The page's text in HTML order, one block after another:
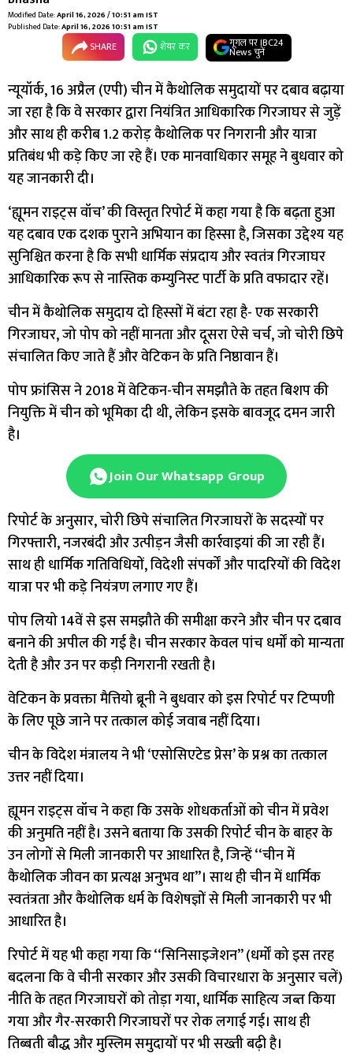
Modified Date:April 16, 2026 / 10:51 am IST
Published Date:April 16, 2026 10:51 am IST
SHARE शेयर कर गूगल पर IBC24
News चुनें
न्यूयॉर्क, 16 अप्रैल (एपी) चीन में कैथोलिक समुदायों पर दबाव बढ़ाया
जा रहा है कि वे सरकार द्वारा नियंत्रित आधिकारिक गिरजाघर से जुड़ें
और साथ ही करीब 1.2 करोड़ कैथोलिक पर निगरानी और यात्रा
प्रतिबंध भी कड़े किए जा रहे हैं। एक मानवाधिकार समूह ने बुधवार को
यह जानकारी दी।
‘ह्यूमन राइट्स वॉच’ की विस्तृत रिपोर्ट में कहा गया है कि बढ़ता हुआ
यह दबाव एक दशक पुराने अभियान का हिस्सा है, जिसका उद्देश्य यह
सुनिश्चित करना है कि सभी धार्मिक संप्रदाय और स्वतंत्र गिरजाघर
आधिकारिक रूप से नास्तिक कम्युनिस्ट पार्टी के प्रति वफादार रहें।
चीन में कैथोलिक समुदाय दो हिस्सों में बंटा रहा है- एक सरकारी
गिरजाघर, जो पोप को नहीं मानता और दूसरा ऐसे चर्च, जो चोरी छिपे
संचालित किए जाते हैं और वेटिकन के प्रति निष्ठावान हैं।
पोप फ्रांसिस ने 2018 में वेटिकन-चीन समझौते के तहत बिशप की
नियुक्ति में चीन को भूमिका दी थी, लेकिन इसके बावजूद दमन जारी
है।
Join Our Whatsapp Group
रिपोर्ट के अनुसार, चोरी छिपे संचालित गिरजाघरों के सदस्यों पर
गिरफ्तारी, नजरबंदी और उत्पीड़न जैसी कार्रवाइयां की जा रही हैं।
साथ ही धार्मिक गतिविधियों, विदेशी संपर्कों और पादरियों की विदेश
यात्रा पर भी कड़े नियंत्रण लगाए गए हैं।
पोप लियो 14वें से इस समझौते की समीक्षा करने और चीन पर दबाव
बनाने की अपील की गई है। चीन सरकार केवल पांच धर्मों को मान्यता
देती है और उन पर कड़ी निगरानी रखती है।
वेटिकन के प्रवक्ता मैत्तियो ब्रूनी ने बुधवार को इस रिपोर्ट पर टिप्पणी
के लिए पूछे जाने पर तत्काल कोई जवाब नहीं दिया।
चीन के विदेश मंत्रालय ने भी ‘एसोसिएटेड प्रेस’ के प्रश्न का तत्काल
उत्तर नहीं दिया।
ह्यूमन राइट्स वॉच ने कहा कि उसके शोधकर्ताओं को चीन में प्रवेश
की अनुमति नहीं है। उसने बताया कि उसकी रिपोर्ट चीन के बाहर के
उन लोगों से मिली जानकारी पर आधारित है, जिन्हें ‘‘चीन में
कैथोलिक जीवन का प्रत्यक्ष अनुभव था’’। साथ ही चीन में धार्मिक
स्वतंत्रता और कैथोलिक धर्म के विशेषज्ञों से मिली जानकारी पर भी
आधारित है।
रिपोर्ट में यह भी कहा गया कि ‘‘सिनिसाइजेशन’’ (धर्मों को इस तरह
बदलना कि वे चीनी सरकार और उसकी विचारधारा के अनुसार चलें)
नीति के तहत गिरजाघरों को तोड़ा गया, धार्मिक साहित्य जब्त किया
गया और गैर-सरकारी गिरजाघरों पर रोक लगाई गई। साथ ही
तिब्बती बौद्ध और मुस्लिम समुदायों पर भी सख्ती बढ़ी है।